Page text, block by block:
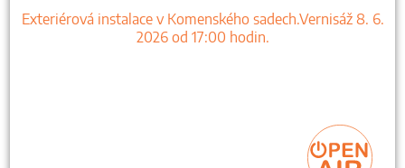
Exteriérová instalace v Komenského sadech.Vernisáž 8. 6.
2026 od 17:00 hodin.